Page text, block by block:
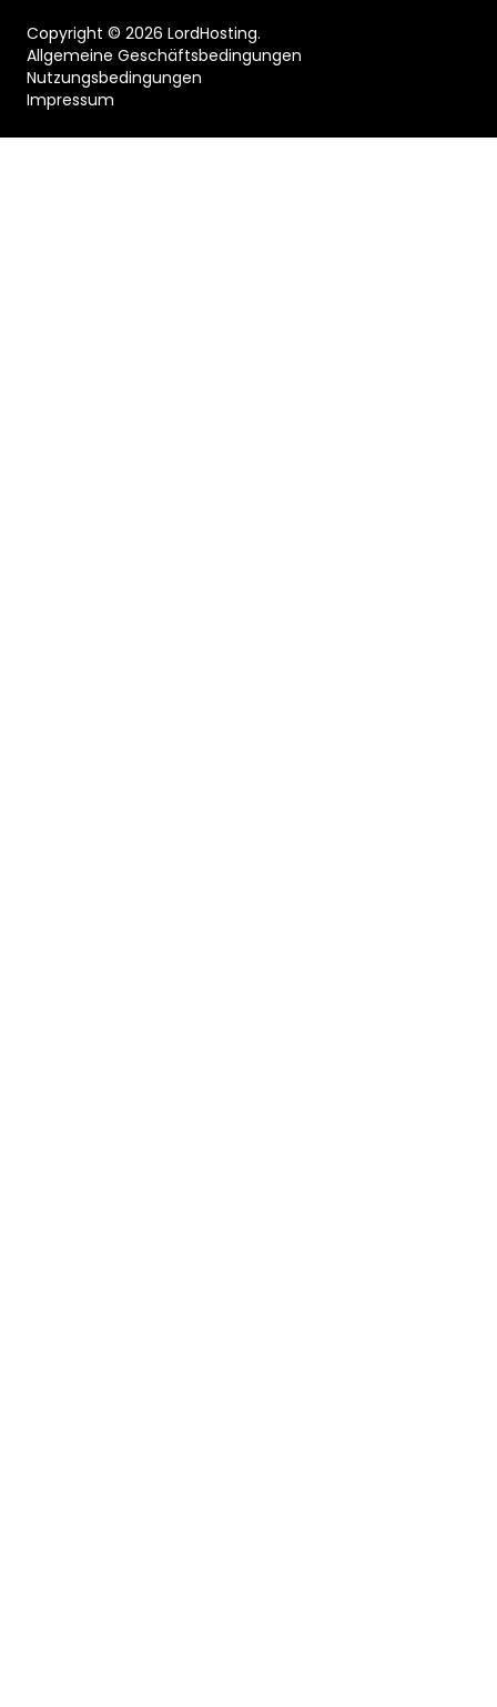
Copyright © 2026 LordHosting.
Allgemeine Geschäftsbedingungen
Nutzungsbedingungen
Impressum